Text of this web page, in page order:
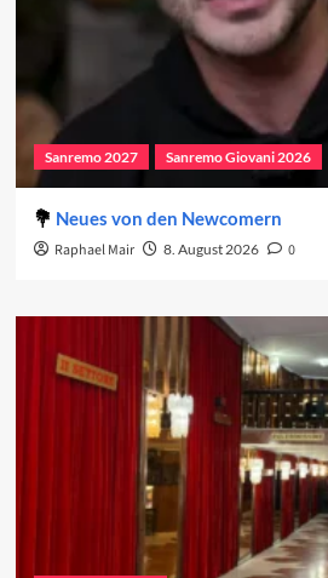
Sanremo 2027 Sanremo Giovani 2026
Neues von den Newcomern
Raphael Mair 8. August 2026 0